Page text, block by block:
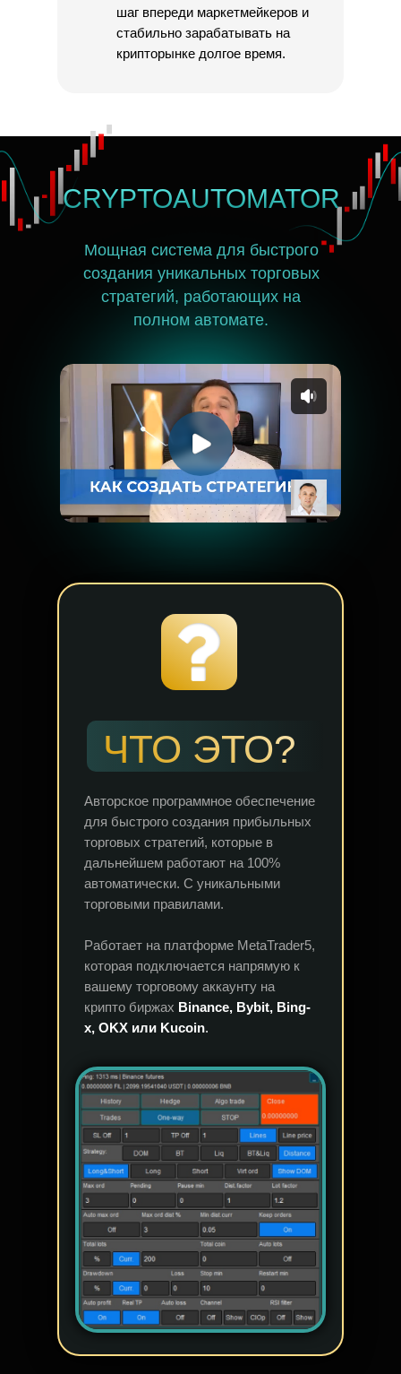
шаг впереди маркетмейкеров и
стабильно зарабатывать на
крипторынке долгое время.
Мощная система для быстрого
создания уникальных торговых
стратегий, работающих на
полном автомате.
CRYPTOAUTOMATOR
ЧТО ЭТО?
Авторское программное обеспечение
для быстрого создания прибыльных
торговых стратегий, которые в
дальнейшем работают на 100%
автоматически. С уникальными
торговыми правилами.
Работает на платформе MetaTrader5,
которая подключается напрямую к
вашему торговому аккаунту на
крипто биржах Binance, Bybit, Bing-
x, OKX или Kucoin.